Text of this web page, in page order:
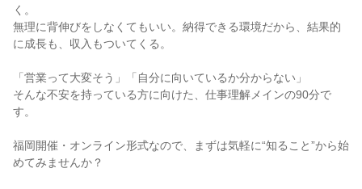
く。
無理に背伸びをしなくてもいい。納得できる環境だから、結果的
に成長も、収入もついてくる。
「営業って大変そう」「自分に向いているか分からない」
そんな不安を持っている方に向けた、仕事理解メインの90分で
す。
福岡開催・オンライン形式なので、まずは気軽に“知ること”から始
めてみませんか？